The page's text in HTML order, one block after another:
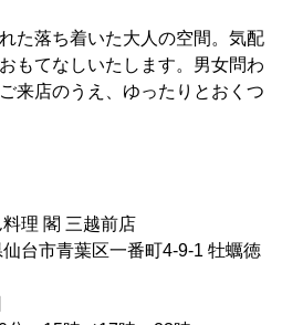
た落ち着いた大人の空間。気配
もてなしいたします。男女問わ
来店のうえ、ゆったりとおくつ
閣 三越前店
青葉区一番町4-9-1 牡蠣徳